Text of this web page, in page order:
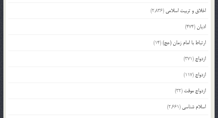
اخلاق و تربیت اسلامی (2,836)
ادیان(474)
ارتباط با امام زمان (عج)(14)
ازدواج (371)
ازدواج (117)
ازدواج موقت (32)
اسلام شناسی (2,661)